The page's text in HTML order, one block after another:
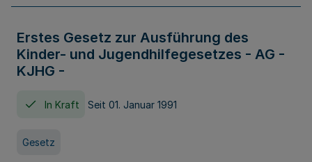
Erstes Gesetz zur Ausführung des
Kinder- und Jugendhilfegesetzes - AG -
KJHG -
In Kraft Seit 01. Januar 1991
Gesetz